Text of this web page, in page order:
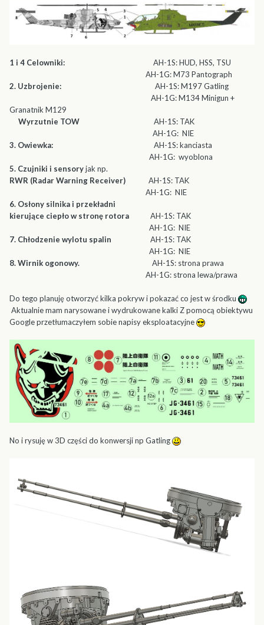
1 i 4 Celowniki: AH-1S: HUD, HSS, TSU
AH-1G: M73 Pantograph
2. Uzbrojenie: AH-1S: M197 Gatling
AH-1G: M134 Minigun +
Granatnik M129
Wyrzutnie TOW AH-1S: TAK
AH-1G: NIE
3. Owiewka:
AH-1S: kanciasta
AH-1G: wyoblona
5. Czujniki i sensoryjak np.
RWR (Radar Warning Receiver)
AH-1S: TAK
AH-1G: NIE
6. Osłony silnika i przekładni
kierujące ciepło w stronę rotora
AH-1S: TAK
AH-1G: NIE
7. Chłodzenie wylotu spalin AH-1S: TAK
AH-1G: NIE
8. Wirnik ogonowy. AH-1S: strona prawa
AH-1G: strona lewa/prawa
Do tego planuję otworzyć kilka pokryw i pokazać co jest w środku
Aktualnie mam narysowane i wydrukowane kalki Z pomocą obiektywu
Google przetłumaczyłem sobie napisy eksploatacyjne
No i rysuję w 3D części do konwersji np Gatling